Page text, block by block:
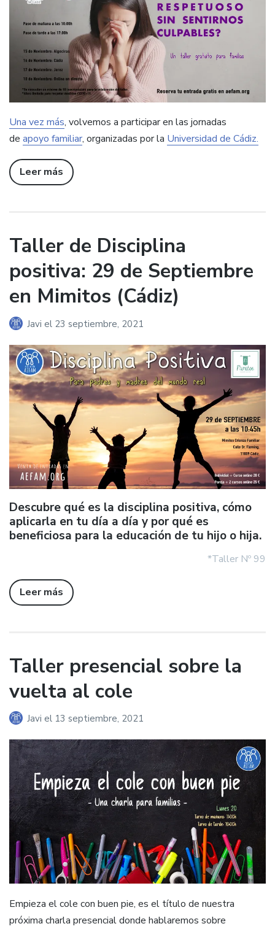
Una vez más, volvemos a participar en las jornadas
de apoyo familiar, organizadas por la Universidad de Cádiz.
Leer más
Taller de Disciplina
positiva: 29 de Septiembre
en Mimitos (Cádiz)
Javi el 23 septiembre, 2021
Descubre qué es la disciplina positiva, cómo
aplicarla en tu día a día y por qué es
beneficiosa para la educación de tu hijo o hija.
*Taller Nº 99
Leer más
Taller presencial sobre la
vuelta al cole
Javi el 13 septiembre, 2021
Empieza el cole con buen pie, es el título de nuestra
próxima charla presencial donde hablaremos sobre